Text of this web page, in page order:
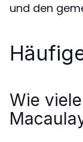
und den
Wie